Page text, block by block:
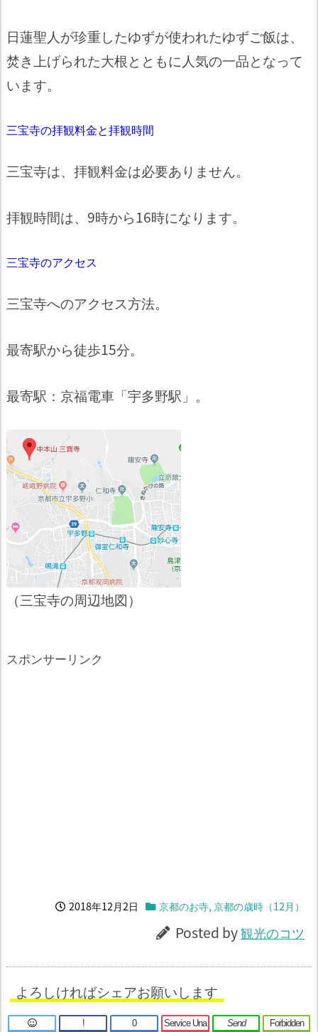
日蓮聖人が珍重したゆずが使われたゆずご飯は、
焚き上げられた大根とともに人気の一品となって
います。
三宝寺の拝観料金と拝観時間
三宝寺は、拝観料金は必要ありません。
拝観時間は、9時から16時になります。
三宝寺のアクセス
三宝寺へのアクセス方法。
最寄駅から徒歩15分。
最寄駅：京福電車「宇多野駅」。
（三宝寺の周辺地図）
スポンサーリンク
2018年12月2日 京都のお寺,京都の歳時（12月）
Posted by観光のコツ
よろしければシェアお願いします
! 0 Service Una Send Forbidden